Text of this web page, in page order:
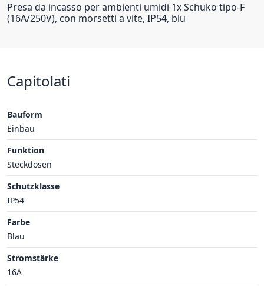
Presa da incasso per ambienti umidi 1x Schuko tipo-F
(16A/250V), con morsetti a vite, IP54, blu
Capitolati
Bauform
Einbau
Funktion
Steckdosen
Schutzklasse
IP54
Farbe
Blau
Stromstärke
16A